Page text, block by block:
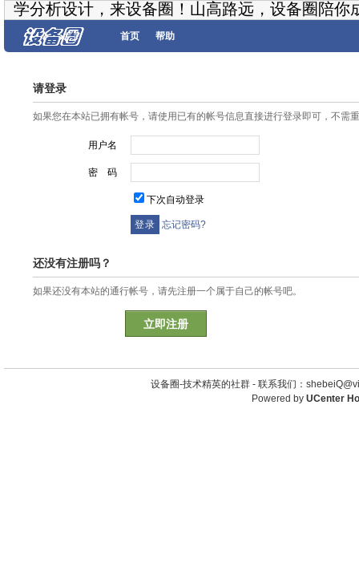
学分析设计，来设备圈！山高路远，设备圈陪你
首页 帮助
请登录
如果您在本站已拥有帐号，请使用已有的帐号信息直接进行登录即可，不需
用户名
密 码
下次自动登录
忘记密码?
还没有注册吗？
如果还没有本站的通行帐号，请先注册一个属于自己的帐号吧。
立即注册
设备圈-技术精英的社群 - 联系我们：
Powered by UCenter